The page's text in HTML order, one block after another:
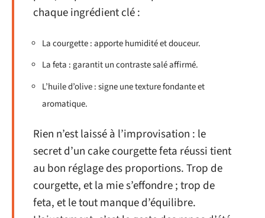
chaque ingrédient clé :
La courgette : apporte humidité et douceur.
La feta : garantit un contraste salé affirmé.
L’huile d’olive : signe une texture fondante et
aromatique.
Rien n’est laissé à l’improvisation : le
secret d’un cake courgette feta réussi tient
au bon réglage des proportions. Trop de
courgette, et la mie s’effondre ; trop de
feta, et le tout manque d’équilibre.